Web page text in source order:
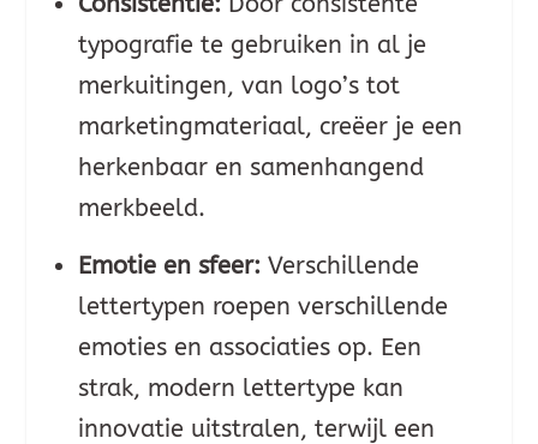
typografie te gebruiken in al je
merkuitingen, van logo’s tot
marketingmateriaal, creëer je een
herkenbaar en samenhangend
merkbeeld.
Emotie en sfeer: Verschillende
lettertypen roepen verschillende
emoties en associaties op. Een
strak, modern lettertype kan
innovatie uitstralen, terwijl een